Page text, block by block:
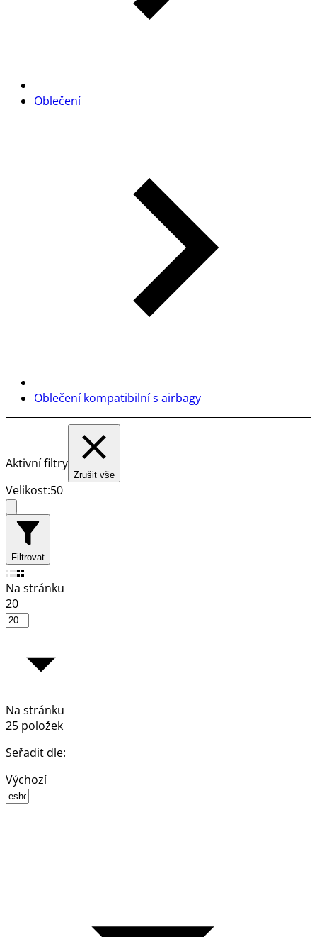
Oblečení
Oblečení kompatibilní s airbagy
Aktivní filtry
Zrušit vše
Velikost:50
Filtrovat
Na stránku
20
Na stránku
25 položek
Seřadit dle:
Výchozí